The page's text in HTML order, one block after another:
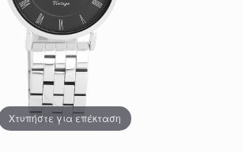
Χτυπήστε για επέκταση